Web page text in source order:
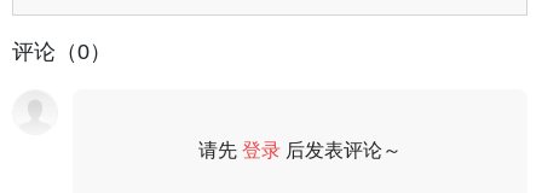
评论（0）
请先登录 后发表评论～